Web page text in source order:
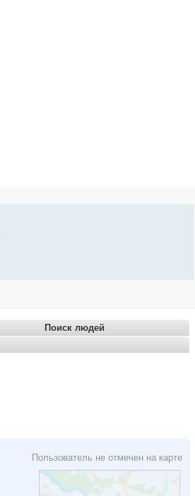
Поиск людей
Пользователь не отмечен на карте